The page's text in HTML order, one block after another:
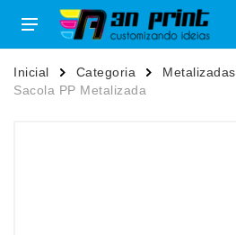
Inicial Categoria
Metalizadas
Sacola PP Metalizada